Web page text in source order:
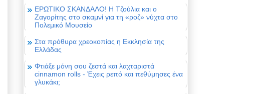
ΕΡΩΤΙΚΟ ΣΚΑΝΔΑΛΟ! Η Τζούλια και ο
Ζαγορίτης στο σκαμνί για τη «ροζ» νύχτα στο
Πολεμικό Μουσείο
Στα πρόθυρα χρεοκοπίας η Εκκλησία της
Ελλάδας
Φτιάξε μόνη σου ζεστά και λαχταριστά
cinnamon rolls - Έχεις ρεπό και πεθύμησες ένα
γλυκάκι;